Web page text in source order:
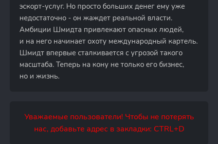
эскорт-услуг. Но просто больших денег ему уже
недостаточно - он жаждет реальной власти.
Амбиции Шмидта привлекают опасных людей,
и на него начинает охоту международный картель.
Шмидт впервые сталкивается с угрозой такого
масштаба. Теперь на кону не только его бизнес,
но и жизнь.
Уважаемые пользователи! Чтобы не потерять
нас, добавьте адрес в закладки: CTRL+D